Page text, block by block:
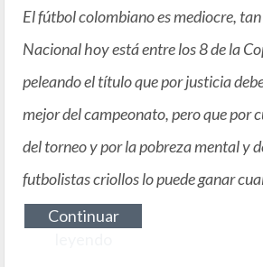
El fútbol colombiano es mediocre,
Nacional hoy está entre los 8 de la
peleando el título que por justicia
mejor del campeonato, pero que por
del torneo y por la pobreza mental y
futbolistas criollos lo puede ganar
Continuar